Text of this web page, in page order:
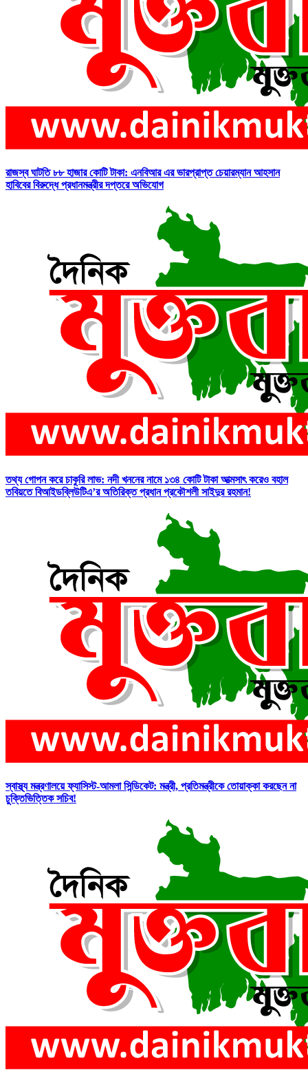
রাজস্ব ঘাটতি ৮৮ হাজার কোটি টাকা: এনবিআর এর ভারপ্রাপ্ত চেয়ারম্যান আহসান
হাবিবের বিরুদ্ধে প্রধানমন্ত্রীর দপ্তরে অভিযোগ
তথ্য গোপন করে চাকুরি লাভ: নদী খননের নামে ১৩৪ কোটি টাকা আত্মসাৎ করেও বহাল
তবিয়তে বিআইডব্লিউটিএ’র অতিরিক্ত প্রধান প্রকৌশলী সাইদুর রহমান!
স্বাস্থ্য মন্ত্রণালয়ে ফ্যাসিস্ট-আমলা সিন্ডিকেট: মন্ত্রী, প্রতিমন্ত্রীকে তোয়াক্কা করছেন না
চুক্তিভিত্তিক সচিব!